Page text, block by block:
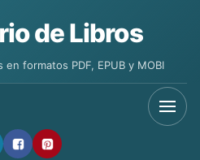
de Libros
formatos PDF, EPUB y MOBI